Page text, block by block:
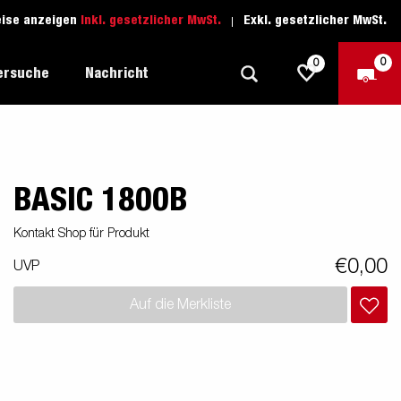
anzeigen Inkl. gesetzlicher MwSt. Exkl. gesetzlicher MwSt.
Freizeit-Anhänger
Boots-Anhänger
Schwerlast-Anhänger
Fahrschule
Ersatzteile
1205 Limited Edition
Nachricht
0 0
BASIC 1800B
Kontakt Shop für Produkt
UVP €0,00
Auf die Merkliste